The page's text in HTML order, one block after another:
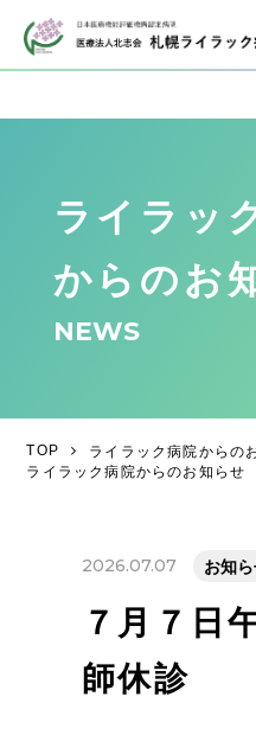
ライラッ
からのお
NEWS
TOP ライラック病院からの
ライラック病院からのお知らせ
2026.07.07 お知
７月７日
師休診